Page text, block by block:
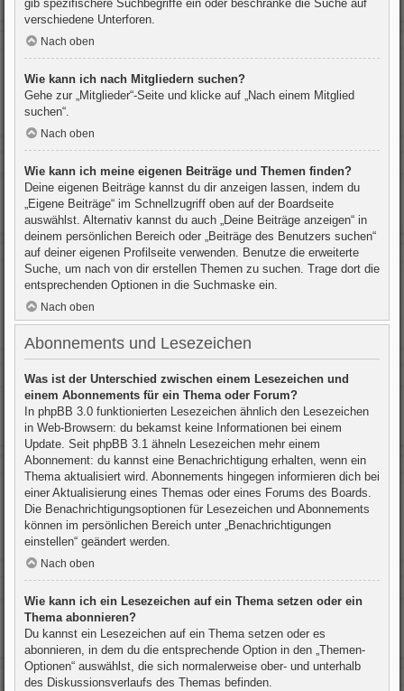
gib spezifischere Suchbegriffe ein oder beschränke die Suche auf
verschiedene Unterforen.
Nach oben
Wie kann ich nach Mitgliedern suchen?
Gehe zur „Mitglieder“-Seite und klicke auf „Nach einem Mitglied
suchen“.
Nach oben
Wie kann ich meine eigenen Beiträge und Themen finden?
Deine eigenen Beiträge kannst du dir anzeigen lassen, indem du
„Eigene Beiträge“ im Schnellzugriff oben auf der Boardseite
auswählst. Alternativ kannst du auch „Deine Beiträge anzeigen“ in
deinem persönlichen Bereich oder „Beiträge des Benutzers suchen“
auf deiner eigenen Profilseite verwenden. Benutze die erweiterte
Suche, um nach von dir erstellen Themen zu suchen. Trage dort die
entsprechenden Optionen in die Suchmaske ein.
Nach oben
Abonnements und Lesezeichen
Was ist der Unterschied zwischen einem Lesezeichen und
einem Abonnements für ein Thema oder Forum?
In phpBB 3.0 funktionierten Lesezeichen ähnlich den Lesezeichen
in Web-Browsern: du bekamst keine Informationen bei einem
Update. Seit phpBB 3.1 ähneln Lesezeichen mehr einem
Abonnement: du kannst eine Benachrichtigung erhalten, wenn ein
Thema aktualisiert wird. Abonnements hingegen informieren dich bei
einer Aktualisierung eines Themas oder eines Forums des Boards.
Die Benachrichtigungsoptionen für Lesezeichen und Abonnements
können im persönlichen Bereich unter „Benachrichtigungen
einstellen“ geändert werden.
Nach oben
Wie kann ich ein Lesezeichen auf ein Thema setzen oder ein
Thema abonnieren?
Du kannst ein Lesezeichen auf ein Thema setzen oder es
abonnieren, in dem du die entsprechende Option in den „Themen-
Optionen“ auswählst, die sich normalerweise ober- und unterhalb
des Diskussionsverlaufs des Themas befinden.